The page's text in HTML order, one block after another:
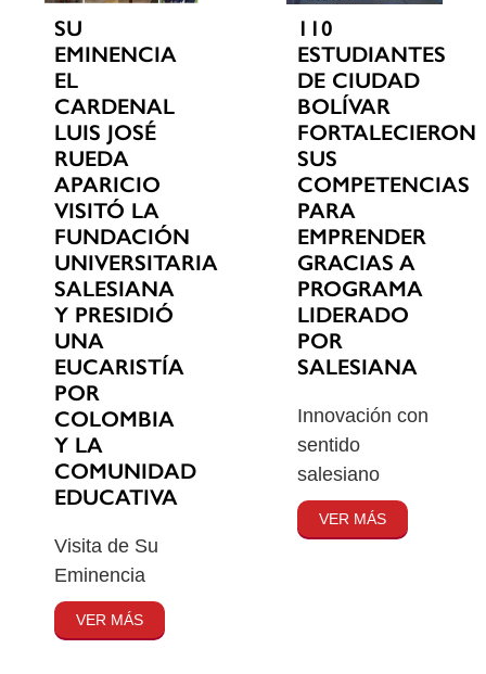
SU
EMINENCIA
EL
CARDENAL
LUIS JOSÉ
RUEDA
APARICIO
VISITÓ LA
FUNDACIÓN
UNIVERSITARIA
SALESIANA
Y PRESIDIÓ
UNA
EUCARISTÍA
POR
COLOMBIA
Y LA
COMUNIDAD
EDUCATIVA
Visita de Su
Eminencia
VER MÁS
110
ESTUDIANTES
DE CIUDAD
BOLÍVAR
FORTALECIERON
SUS
COMPETENCIAS
PARA
EMPRENDER
GRACIAS A
PROGRAMA
LIDERADO
POR
SALESIANA
Innovación con
sentido
salesiano
VER MÁS